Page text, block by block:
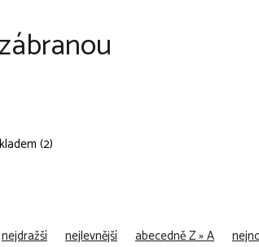
(2)
nejdražší nejlevnější abecedně Z » A